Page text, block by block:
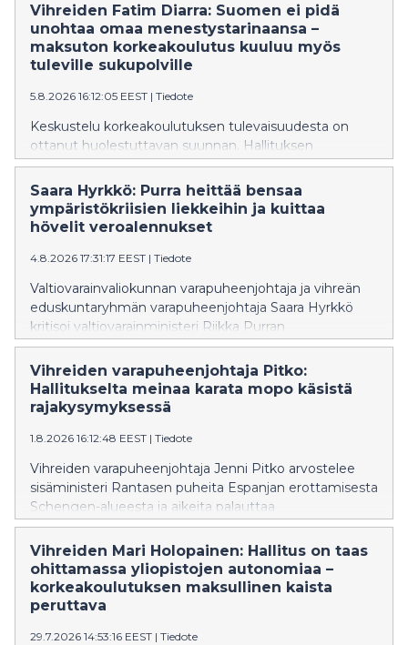
Vihreiden Fatim Diarra: Suomen ei pidä
unohtaa omaa menestystarinaansa –
maksuton korkeakoulutus kuuluu myös
tuleville sukupolville
5.8.2026 16:12:05 EEST | Tiedote
Keskustelu korkeakoulutuksen tulevaisuudesta on
ottanut huolestuttavan suunnan. Hallituksen
suunnittelemat muutokset eivät ole yksittäisiä teknisiä
uudistuksia, vaan ne näyttävät olevan osa kehitystä,
joka vie Suomea askel askeleelta pois maksuttoman
korkeakoulutuksen periaatteesta. Ministeri on
säilyy maksuttomana vuoteen 2040 asti, samalla kun
hallitus valmistelee muutoksia, jotka mahdollistaisivat
kokonaisen tutkinnon suorittamisen maksullisena
avoimessa korkeakoulussa.
Saara Hyrkkö: Purra heittää bensaa
ympäristökriisien liekkeihin ja kuittaa
hövelit veroalennukset
4.8.2026 17:31:17 EEST | Tiedote
Valtiovarainvaliokunnan varapuheenjohtaja ja vihreän
eduskuntaryhmän varapuheenjohtaja Saara Hyrkkö
kritisoi valtiovarainministeri Riikka Purran
budjettiesitystä tavallisten suomalaisten huolien
sivuuttamisesta ja bensan heittämisestä
ympäristökriisien liekkeihin.
Vihreiden varapuheenjohtaja Pitko:
Hallitukselta meinaa karata mopo käsistä
rajakysymyksessä
1.8.2026 16:12:48 EEST | Tiedote
Vihreiden varapuheenjohtaja Jenni Pitko arvostelee
sisäministeri Rantasen puheita Espanjan erottamisesta
Schengen-alueesta ja aikeita palauttaa
sisärajatarkastukset.
Vihreiden Mari Holopainen: Hallitus on taas
ohittamassa yliopistojen autonomiaa –
korkeakoulutuksen maksullinen kaista
peruttava
29.7.2026 14:53:16 EEST | Tiedote